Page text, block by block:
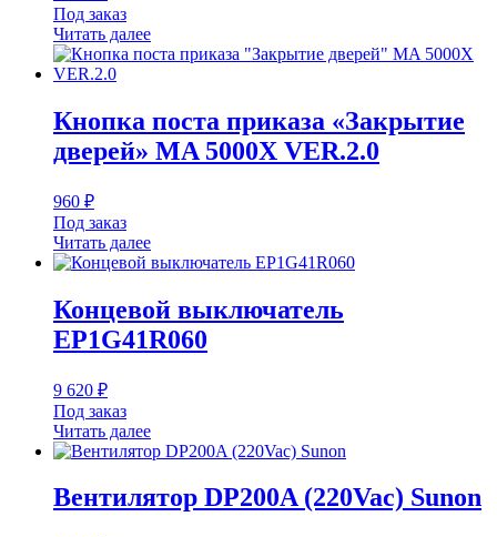
Под заказ
Читать далее
Кнопка поста приказа «Закрытие
дверей» MA 5000X VER.2.0
960 ₽
Под заказ
Читать далее
Концевой выключатель
EP1G41R060
9 620 ₽
Под заказ
Читать далее
Вентилятор DP200A (220Vac) Sunon